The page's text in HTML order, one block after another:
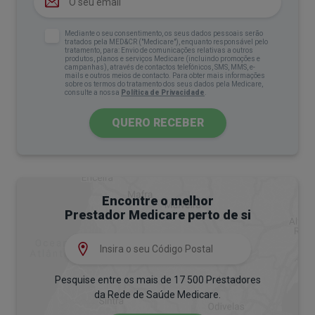
pénis ou sob o prepúcio. Pode também ocorrer
sangramento, secreção, bem como alterações na
pele do pénis ou do prepúcio;
Balanite xerótica obliterante: trata-se de uma
inflamação crónica que causa fimose e, em
determinadas situações, afeta também a glande
que pode ficar inflamada e com cicatrizes.
anomalias congénitas do pénis.
circuncisão?
Estes são alguns dos benefícios associados à
Mediante o seu consentimento, os seus dados pessoais serão
tratados pela MED&CR ("Medicare"), enquanto responsável pelo
tratamento, para: Envio de comunicações relativas a outros
produtos, planos e serviços Medicare (incluindo promoções e
campanhas), através de contactos telefónicos, SMS, MMS, e-
mails e outros meios de contacto. Para obter mais informações
sobre os termos do tratamento dos seus dados pela Medicare,
consulte a nossa Política de Privacidade
QUERO RECEBER
Encontre o melhor
Prestador Medicare perto de si
Pesquise entre os mais de 17 500 Prestadores
da Rede de Saúde Medicare.